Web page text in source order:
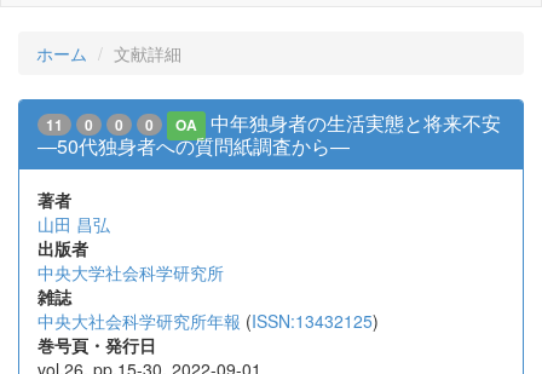
ホーム 文献詳細
11 0 0 0 OA
中年独身者の生活実態と将来不安
―50代独身者への質問紙調査から―
著者
山田 昌弘
出版者
中央大学社会科学研究所
雑誌
中央大社会科学研究所年報 (ISSN:13432125)
巻号頁・発行日
vol.26, pp.15-30, 2022-09-01